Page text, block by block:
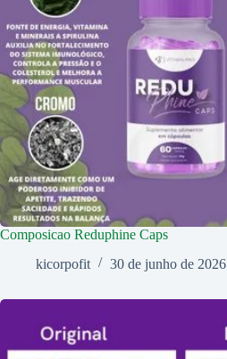
Composicao Reduphine Caps
kicorpofit
30 de junho de 2026